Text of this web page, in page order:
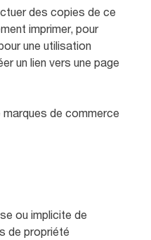
des copies de ce
imprimer, pour
une utilisation
un lien vers une page
de commerce
ou implicite de
de propriété